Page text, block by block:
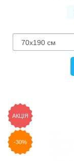
АКЦІЯ
-30%